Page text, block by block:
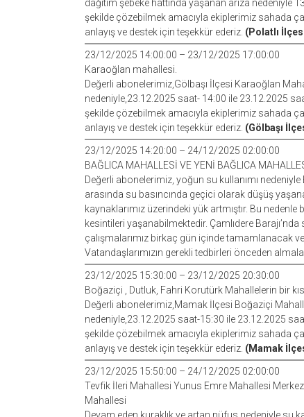
dağıtım şebeke hattında yaşanan arıza nedeniyle
şekilde çözebilmek amacıyla ekiplerimiz sahada
anlayış ve destek için teşekkür ederiz. (Polatlı
23/12/2025 14:00:00 – 23/12/2025 17:00:00
Karaoğlan mahallesi.
Değerli abonelerimiz,Gölbaşı İlçesi Karaoğlan
nedeniyle,23.12.2025 saat- 14:00 ile 23.12.2025
şekilde çözebilmek amacıyla ekiplerimiz sahada
anlayış ve destek için teşekkür ederiz. (Gölbaşı
23/12/2025 14:20:00 – 24/12/2025 02:00:00
BAĞLICA MAHALLESİ VE YENİ BAĞLICA
Değerli abonelerimiz, yoğun su kullanımı
arasında su basıncında geçici olarak düşüş
kaynaklarımız üzerindeki yük artmıştır. Bu
kesintileri yaşanabilmektedir. Çamlıdere
çalışmalarımız birkaç gün içinde tamamlanacak
Vatandaşlarımızın gerekli tedbirleri önceden
23/12/2025 15:30:00 – 23/12/2025 20:30:00
Boğaziçi , Dutluk, Fahri Korutürk Mahallelerin bir
Değerli abonelerimiz,Mamak İlçesi Boğaziçi
nedeniyle,23.12.2025 saat-15:30 ile 23.12.2025
şekilde çözebilmek amacıyla ekiplerimiz sahada
anlayış ve destek için teşekkür ederiz. (Mamak
23/12/2025 15:50:00 – 24/12/2025 02:00:00
Tevfik İleri Mahallesi Yunus Emre Mahallesi
Mahallesi